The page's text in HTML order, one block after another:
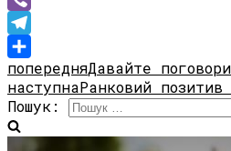
Viber
Telegram
Share
попередняДавайте
наступнаРанковий
Пошук: